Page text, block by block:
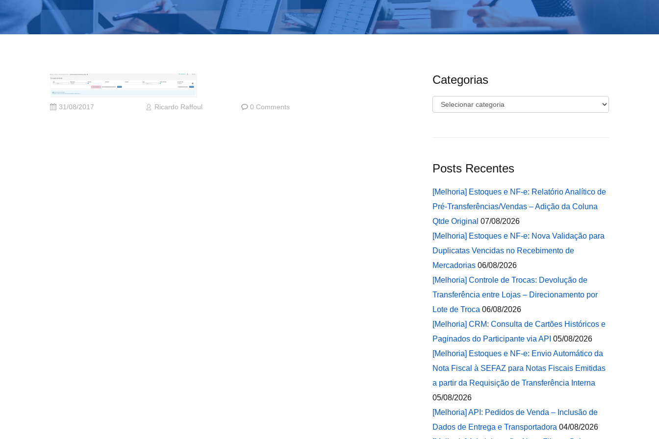
31/08/2017 Ricardo Raffoul 0 Comments
Categorias
Categorias
Posts Recentes
[Melhoria] Estoques e NF-e: Relatório Analítico de
Pré-Transferências/Vendas – Adição da Coluna
Qtde Original 07/08/2026
[Melhoria] Estoques e NF-e: Nova Validação para
Duplicatas Vencidas no Recebimento de
Mercadorias 06/08/2026
[Melhoria] Controle de Trocas: Devolução de
Transferência entre Lojas – Direcionamento por
Lote de Troca 06/08/2026
[Melhoria] CRM: Consulta de Cartões Históricos e
Paginados do Participante via API 05/08/2026
[Melhoria] Estoques e NF-e: Envio Automático da
Nota Fiscal à SEFAZ para Notas Fiscais Emitidas
a partir da Requisição de Transferência Interna
05/08/2026
[Melhoria] API: Pedidos de Venda – Inclusão de
Dados de Entrega e Transportadora 04/08/2026